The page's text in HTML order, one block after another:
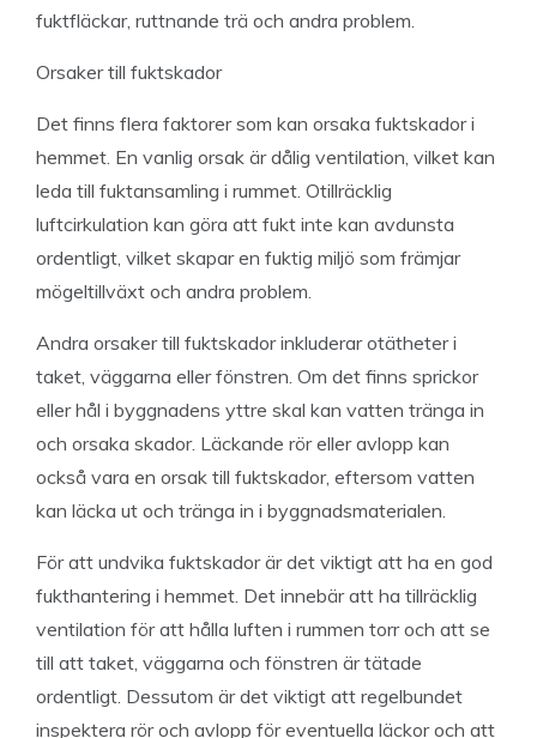
fuktfläckar, ruttnande trä och andra problem.
Orsaker till fuktskador
Det finns flera faktorer som kan orsaka fuktskador i
hemmet. En vanlig orsak är dålig ventilation, vilket kan
leda till fuktansamling i rummet. Otillräcklig
luftcirkulation kan göra att fukt inte kan avdunsta
ordentligt, vilket skapar en fuktig miljö som främjar
mögeltillväxt och andra problem.
Andra orsaker till fuktskador inkluderar otätheter i
taket, väggarna eller fönstren. Om det finns sprickor
eller hål i byggnadens yttre skal kan vatten tränga in
och orsaka skador. Läckande rör eller avlopp kan
också vara en orsak till fuktskador, eftersom vatten
kan läcka ut och tränga in i byggnadsmaterialen.
För att undvika fuktskador är det viktigt att ha en god
fukthantering i hemmet. Det innebär att ha tillräcklig
ventilation för att hålla luften i rummen torr och att se
till att taket, väggarna och fönstren är tätade
ordentligt. Dessutom är det viktigt att regelbundet
inspektera rör och avlopp för eventuella läckor och att